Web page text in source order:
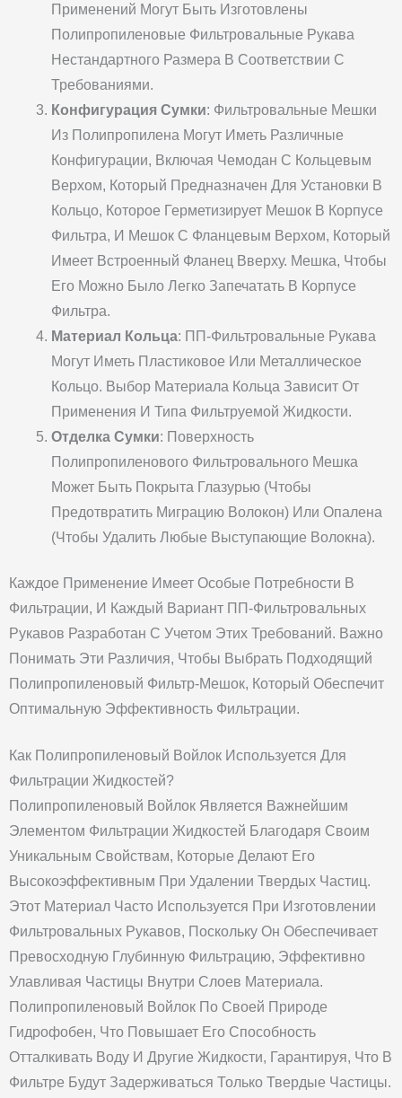
Применений Могут Быть Изготовлены
Полипропиленовые Фильтровальные Рукава
Нестандартного Размера В Соответствии С
Требованиями.
Конфигурация Сумки: Фильтровальные Мешки
Из Полипропилена Могут Иметь Различные
Конфигурации, Включая Чемодан С Кольцевым
Верхом, Который Предназначен Для Установки В
Кольцо, Которое Герметизирует Мешок В Корпусе
Фильтра, И Мешок С Фланцевым Верхом, Который
Имеет Встроенный Фланец Вверху. Мешка, Чтобы
Его Можно Было Легко Запечатать В Корпусе
Фильтра.
Материал Кольца: ПП-Фильтровальные Рукава
Могут Иметь Пластиковое Или Металлическое
Кольцо. Выбор Материала Кольца Зависит От
Применения И Типа Фильтруемой Жидкости.
Отделка Сумки: Поверхность
Полипропиленового Фильтровального Мешка
Может Быть Покрыта Глазурью (чтобы
Предотвратить Миграцию Волокон) Или Опалена
(чтобы Удалить Любые Выступающие Волокна).
Каждое Применение Имеет Особые Потребности В
Фильтрации, И Каждый Вариант ПП-Фильтровальных
Рукавов Разработан С Учетом Этих Требований. Важно
Понимать Эти Различия, Чтобы Выбрать Подходящий
Полипропиленовый Фильтр-Мешок, Который Обеспечит
Оптимальную Эффективность Фильтрации.
Как Полипропиленовый Войлок Используется Для
Фильтрации Жидкостей?
Полипропиленовый Войлок Является Важнейшим
Элементом Фильтрации Жидкостей Благодаря Своим
Уникальным Свойствам, Которые Делают Его
Высокоэффективным При Удалении Твердых Частиц.
Этот Материал Часто Используется При Изготовлении
Фильтровальных Рукавов, Поскольку Он Обеспечивает
Превосходную Глубинную Фильтрацию, Эффективно
Улавливая Частицы Внутри Слоев Материала.
Полипропиленовый Войлок По Своей Природе
Гидрофобен, Что Повышает Его Способность
Отталкивать Воду И Другие Жидкости, Гарантируя, Что В
Фильтре Будут Задерживаться Только Твердые Частицы.